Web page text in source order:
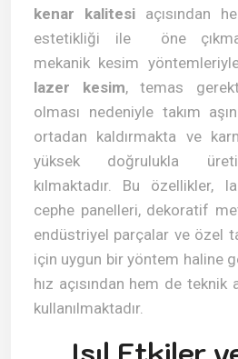
kenar kalitesi açısından
estetikliği ile öne
mekanik kesim yöntemleriyle
lazer kesim, temas
olması nedeniyle takım
ortadan kaldırmakta ve
yüksek doğrulukla
kılmaktadır. Bu özellikler,
cephe panelleri, dekoratif
endüstriyel parçalar ve özel
için uygun bir yöntem haline
hız açısından hem de teknik
kullanılmaktadır.